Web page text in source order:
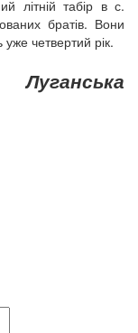
літній табір в с.
братів. Вони
четвертий рік.